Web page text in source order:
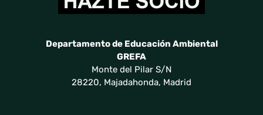
Departamento de Educación Ambiental
GREFA
Monte del Pilar S/N
28220, Majadahonda, Madrid